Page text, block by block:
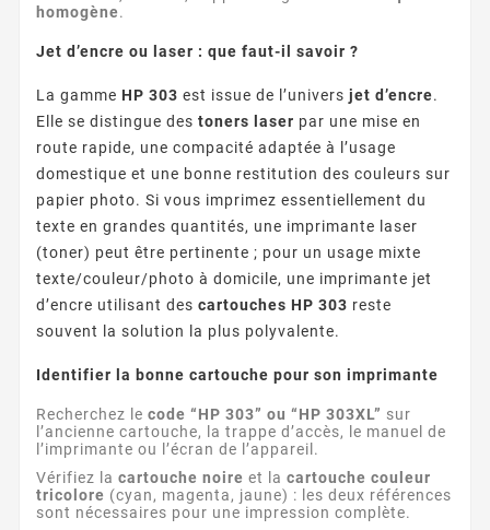
homogène.
Jet d’encre ou laser : que faut-il savoir ?
La gamme HP 303 est issue de l’univers jet d’encre.
Elle se distingue des toners laser par une mise en
route rapide, une compacité adaptée à l’usage
domestique et une bonne restitution des couleurs sur
papier photo. Si vous imprimez essentiellement du
texte en grandes quantités, une imprimante laser
(toner) peut être pertinente ; pour un usage mixte
texte/couleur/photo à domicile, une imprimante jet
d’encre utilisant des cartouches HP 303 reste
souvent la solution la plus polyvalente.
Identifier la bonne cartouche pour son imprimante
Recherchez le code “HP 303” ou “HP 303XL” sur
l’ancienne cartouche, la trappe d’accès, le manuel de
l’imprimante ou l’écran de l’appareil.
Vérifiez la cartouche noire et la cartouche couleur
tricolore (cyan, magenta, jaune) : les deux références
sont nécessaires pour une impression complète.